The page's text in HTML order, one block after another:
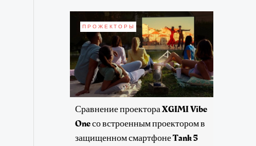
ПРОЖЕКТОРЫ
Сравнение проектора XGIMI Vibe
One со встроенным проектором в
защищенном смартфоне Tank 5